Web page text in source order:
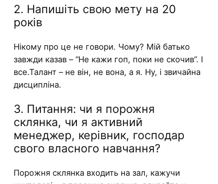
2. Напишіть свою мету на 20
років
Нікому про це не говори. Чому? Мій батько
завжди казав – “Не кажи гоп, поки не скочив”. І
все.Талант – не він, не вона, а я. Ну, і звичайна
дисципліна.
3. Питання: чи я порожня
склянка, чи я активний
менеджер, керівник, господар
свого власного навчання?
Порожня склянка входить на зал, кажучи